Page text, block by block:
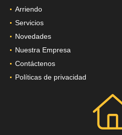
Arriendo
Servicios
Novedades
Nuestra Empresa
Contáctenos
Políticas de privacidad